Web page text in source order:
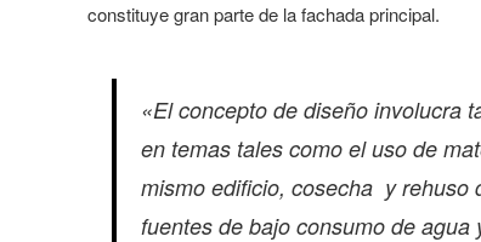
constituye gran parte de la fachada principal.
«El concepto de diseño involucra
en temas tales como el uso de
mismo edificio, cosecha y rehuso
fuentes de bajo consumo de agua